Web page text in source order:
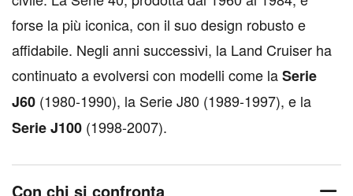
forse la più iconica, con il suo design robusto e
affidabile. Negli anni successivi, la Land Cruiser ha
continuato a evolversi con modelli come laSerie
J60 (1980-1990), la Serie J80 (1989-1997), e la
Serie J100 (1998-2007).
Con chi si confronta